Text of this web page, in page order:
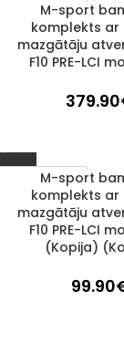
1–3 d. d.
M-sport
komplekts ar
mazgātāju
F10 PRE-LCI
379.90
1–3 d. d.
M-sport
komplekts ar
mazgātāju
F10 PRE-LCI
(Kopija)
99.90